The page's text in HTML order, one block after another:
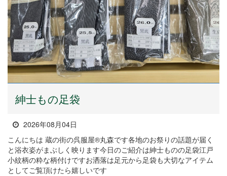
紳士もの足袋
2026年08月04日
こんにちは 蔵の街の呉服屋®丸森です各地のお祭りの話題が届く
と浴衣姿がまぶしく映ります今日のご紹介は紳士ものの足袋江戸
小紋柄の粋な柄付けですお洒落は足元から足袋も大切なアイテム
としてご覧頂けたら嬉しいです